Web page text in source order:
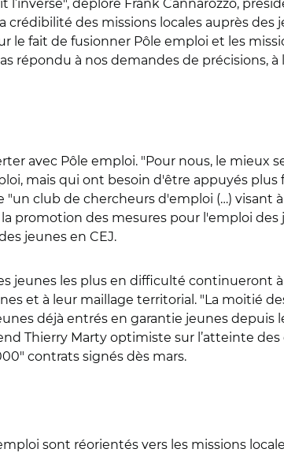
déplore Frank Cannarozzo,
crédibilité des missions locales auprès
le fait de fusionner Pôle emploi et les
répondu à nos demandes de précisions,
avec Pôle emploi. "Pour nous, le mieux
mais qui ont besoin d'être appuyés
club de chercheurs d'emploi (…) visant
promotion des mesures pour l'emploi des
jeunes en CEJ.
jeunes les plus en difficulté continueront
et à leur maillage territorial. "La moitié
déjà entrés en garantie jeunes depuis
Thierry Marty optimiste sur l’atteinte des
contrats signés dès mars.
sont réorientés vers les missions